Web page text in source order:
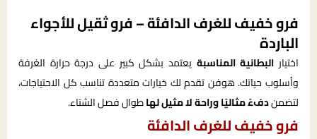
فرو خفيف للغرف الدافئة – فرو ثقيل للأجواء
الباردة
اختيار البطانية المناسبة يعتمد بشكل كبير على درجة حرارة الغرفة
وأسلوب حياتك. هوفن تقدم لك خيارات متعددة تناسب كل الاحتياجات،
لتضمندفءً مثاليًا وراحة لا مثيل لهاطوال فصل الشتاء.
فرو خفيف للغرف الدافئة